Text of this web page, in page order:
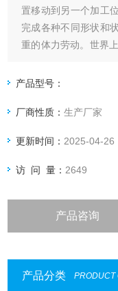
置移动到另一个加工
完成各种不同形状和
重的体力劳动。世界
线、码垛搬运、集装
产品型号：
厂商性质：生产厂家
更新时间： 2025-04-26
访 问 量： 2649
产品咨询
产品分类 PRODUCT